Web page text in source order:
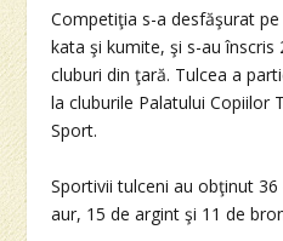
Competiţia s-a desfăşurat
kata şi kumite, şi s-au
cluburi din ţară. Tulcea a
la cluburile Palatului Copiilor
Sport.
Sportivii tulceni au obţinut
aur, 15 de argint şi 11 de